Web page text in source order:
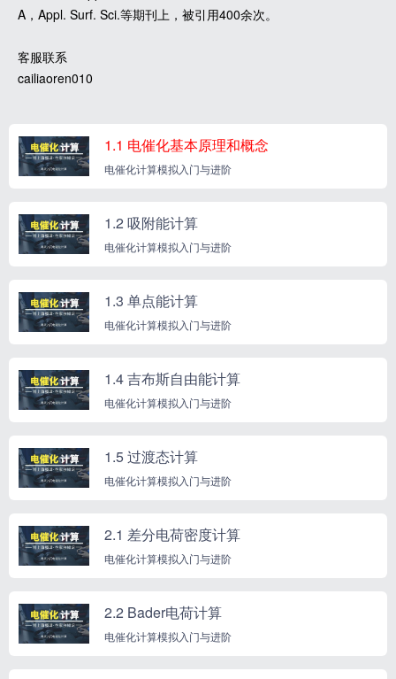
A，Appl. Surf. Sci.等期刊上，被引用400余次。
客服联系
cailiaoren010
1.1 电催化基本原理和概念
电催化计算模拟入门与进阶
1.2 吸附能计算
电催化计算模拟入门与进阶
1.3 单点能计算
电催化计算模拟入门与进阶
1.4 吉布斯自由能计算
电催化计算模拟入门与进阶
1.5 过渡态计算
电催化计算模拟入门与进阶
2.1 差分电荷密度计算
电催化计算模拟入门与进阶
2.2 Bader电荷计算
电催化计算模拟入门与进阶